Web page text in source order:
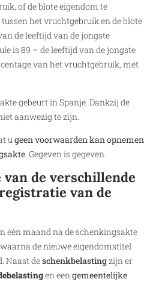
of de blote eigendom te
het vruchtgebruik en de blote
de leeftijd van de jongste
is 89 – de leeftijd van de jongste
van het vruchtgebruik, met
gebeurt in Spanje. Dankzij de
aanwezig te zijn.
ugeen voorwaarden kan opnemen
. Gegeven is gegeven.
van de verschillende
van de
één maand na de schenkingsakte
de nieuwe eigendomstitel
Naast deschenkbelastingzijn er
en eengemeentelijke